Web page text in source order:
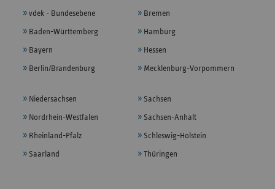
vdek - Bundesebene
Baden-Württemberg
Bayern
Berlin/Brandenburg
Bremen
Hamburg
Hessen
Mecklenburg-Vorpommern
Niedersachsen
Nordrhein-Westfalen
Rheinland-Pfalz
Saarland
Sachsen
Sachsen-Anhalt
Schleswig-Holstein
Thüringen